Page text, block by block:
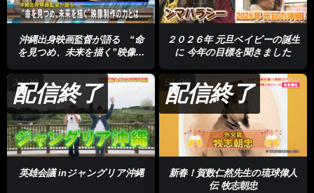
沖縄出身映画監督が語る “命
を見つめ、未来を描く”映像制
２０２６年 元旦ベイビーの誕生
に 今年の目標を聞きました
24:00
配信終了
英雄会議 inジャングリア沖縄
51:00
配信終了
新春！賀数仁然先生の琉球偉人
伝 牧志朝忠